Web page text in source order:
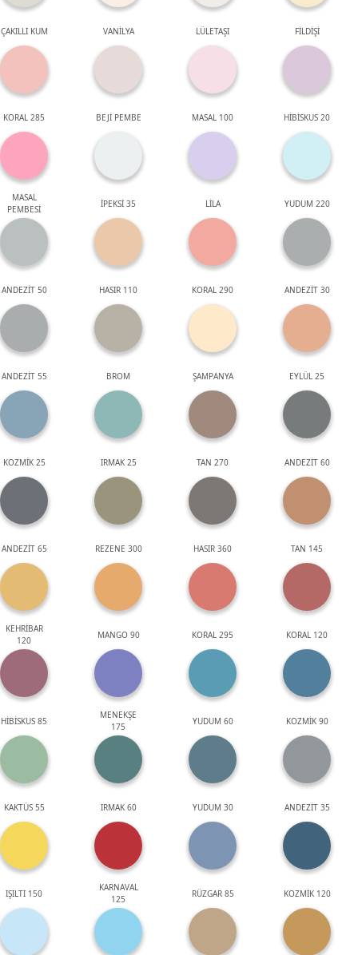
ÇAKILLI KUM VANİLYA LÜLETAŞI FİLDİŞİ
KORAL 285 BEJİ PEMBE MASAL 100 HİBİSKUS 20
MASAL
PEMBESİ
İPEKSİ 35 LİLA YUDUM 220
ANDEZİT 50 HASIR 110 KORAL 290 ANDEZİT 30
ANDEZİT 55 BROM ŞAMPANYA EYLÜL 25
KOZMİK 25 IRMAK 25 TAN 270 ANDEZİT 60
ANDEZİT 65 REZENE 300 HASIR 360 TAN 145
KEHRİBAR
120
MANGO 90 KORAL 295 KORAL 120
HİBİSKUS 85
MENEKŞE
175
YUDUM 60 KOZMİK 90
KAKTÜS 55 IRMAK 60 YUDUM 30 ANDEZİT 35
IŞILTI 150
KARNAVAL
125
RÜZGAR 85 KOZMİK 120